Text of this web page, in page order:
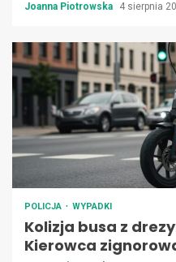
Joanna Piotrowska 4 sierpnia
POLICJA WYPADKI
Kolizja busa z
Kierowca